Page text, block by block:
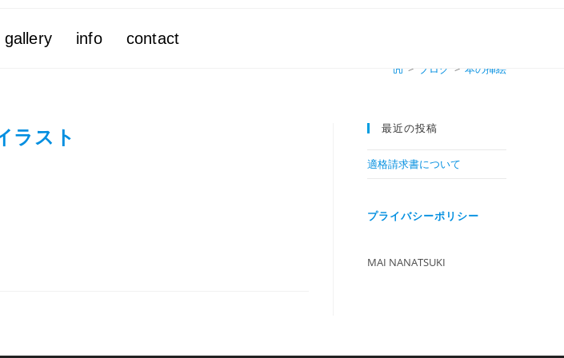
gallery info contact
> ブログ > 本の挿絵
ラスト 最近の投稿
適格請求書について
プライバシーポリシー
MAI NANATSUKI